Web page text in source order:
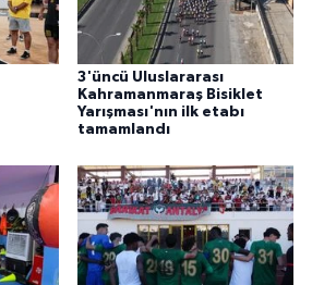
3'üncü Uluslararası
Kahramanmaraş Bisiklet
Yarışması'nın ilk etabı
tamamlandı